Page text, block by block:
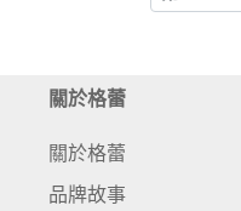
關於格蕾
關於格蕾
品牌故事